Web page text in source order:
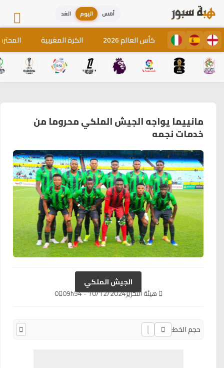
أمس اليوم الغد
كأس العالم 2026 الكرة المغربية
مانييما يواجه الجيش الملكي محروما من
خدمات نجمه
الجيش الملكي
هيئة التحرير10/12/2024 - 09h54
0
حجم الخط: